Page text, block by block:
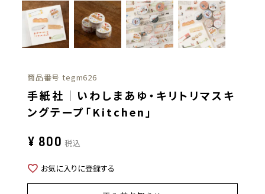
商品番号 tegm626
手紙社｜いわしまあゆ・キリトリマスキ
ングテープ「Kitchen」
¥ 800 税込
お気に入りに登録する